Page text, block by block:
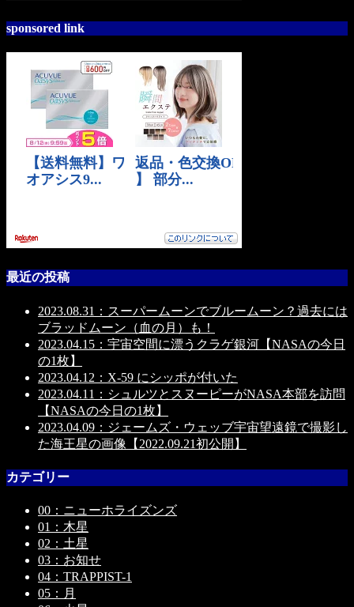
sponsored link
最近の投稿
2023.08.31：スーパームーンでブルームーン？過去には
ブラッドムーン（血の月）も！
2023.04.15：宇宙空間に漂うクラゲ銀河【NASAの今日
の1枚】
2023.04.12：X-59 にシッポが付いた
2023.04.11：シュルツとスヌーピーがNASA本部を訪問
【NASAの今日の1枚】
2023.04.09：ジェームズ・ウェッブ宇宙望遠鏡で撮影し
た海王星の画像【2022.09.21初公開】
カテゴリー
00：ニューホライズンズ
01：木星
02：土星
03：お知せ
04：TRAPPIST-1
05：月